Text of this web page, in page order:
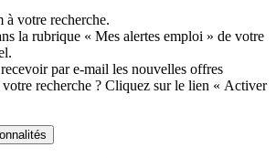
à votre recherche.
la rubrique « Mes alertes emploi » de votre
par e-mail les nouvelles offres
recherche ? Cliquez sur le lien « Activer